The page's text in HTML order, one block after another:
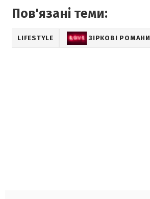
Пов'язані теми:
LIFESTYLE ЗІРКОВІ РОМАНИ